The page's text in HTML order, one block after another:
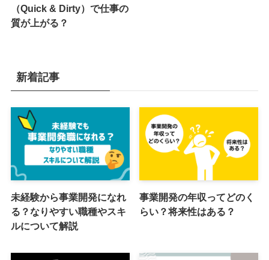
（Quick & Dirty）で仕事の
質が上がる？
新着記事
未経験から事業開発になれ
る？なりやすい職種やスキ
ルについて解説
事業開発の年収ってどのく
らい？将来性はある？